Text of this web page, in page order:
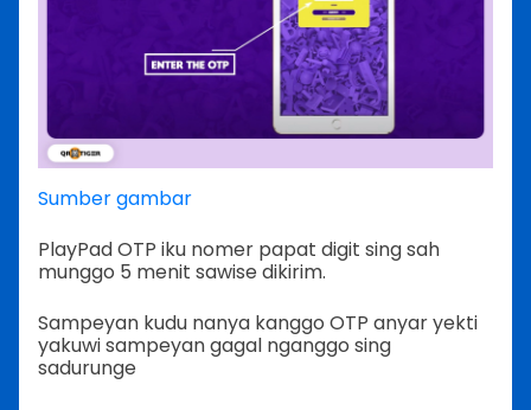
Sumber gambar
PlayPad OTP iku nomer papat digit sing sah
munggo 5 menit sawise dikirim.
Sampeyan kudu nanya kanggo OTP anyar yekti
yakuwi sampeyan gagal nganggo sing
sadurunge